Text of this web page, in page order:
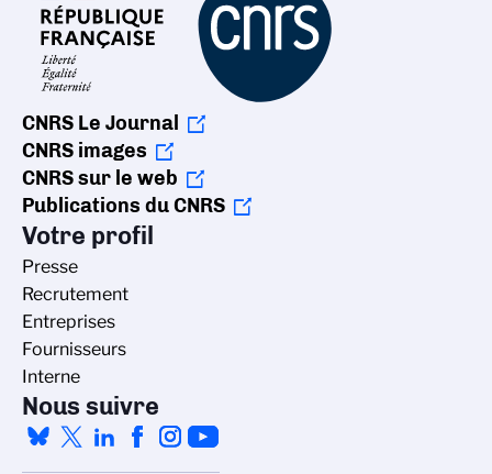
CNRS Le Journal
CNRS images
CNRS sur le web
Publications du CNRS
Votre profil
Presse
Recrutement
Entreprises
Fournisseurs
Interne
Nous suivre